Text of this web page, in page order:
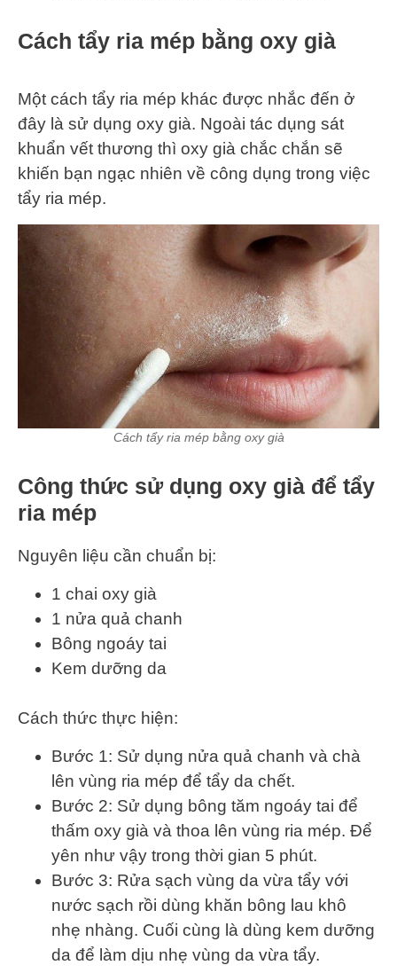
Cách tẩy ria mép bằng oxy già
Một cách tẩy ria mép khác được nhắc đến ở
đây là sử dụng oxy già. Ngoài tác dụng sát
khuẩn vết thương thì oxy già chắc chắn sẽ
khiến bạn ngạc nhiên về công dụng trong việc
tẩy ria mép.
Cách tẩy ria mép bằng oxy già
Công thức sử dụng oxy già để tẩy
ria mép
Nguyên liệu cần chuẩn bị:
1 chai oxy già
1 nửa quả chanh
Bông ngoáy tai
Kem dưỡng da
Cách thức thực hiện:
Bước 1: Sử dụng nửa quả chanh và chà
lên vùng ria mép để tẩy da chết.
Bước 2: Sử dụng bông tăm ngoáy tai để
thấm oxy già và thoa lên vùng ria mép. Để
yên như vậy trong thời gian 5 phút.
Bước 3: Rửa sạch vùng da vừa tẩy với
nước sạch rồi dùng khăn bông lau khô
nhẹ nhàng. Cuối cùng là dùng kem dưỡng
da để làm dịu nhẹ vùng da vừa tẩy.